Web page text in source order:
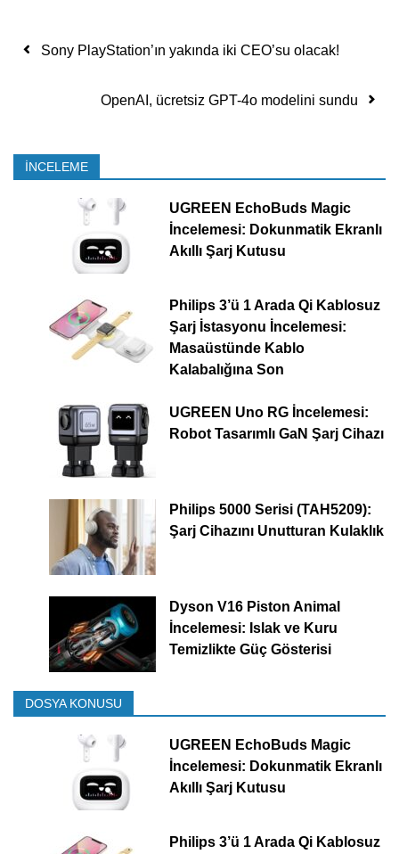
Yazı dolaşımı
Sony PlayStation’ın yakında iki CEO’su olacak!
OpenAI, ücretsiz GPT-4o modelini sundu
İNCELEME
UGREEN EchoBuds Magic
İncelemesi: Dokunmatik Ekranlı
Akıllı Şarj Kutusu
Philips 3’ü 1 Arada Qi Kablosuz
Şarj İstasyonu İncelemesi:
Masaüstünde Kablo
Kalabalığına Son
UGREEN Uno RG İncelemesi:
Robot Tasarımlı GaN Şarj Cihazı
Philips 5000 Serisi (TAH5209):
Şarj Cihazını Unutturan Kulaklık
Dyson V16 Piston Animal
İncelemesi: Islak ve Kuru
Temizlikte Güç Gösterisi
DOSYA KONUSU
UGREEN EchoBuds Magic
İncelemesi: Dokunmatik Ekranlı
Akıllı Şarj Kutusu
Philips 3’ü 1 Arada Qi Kablosuz